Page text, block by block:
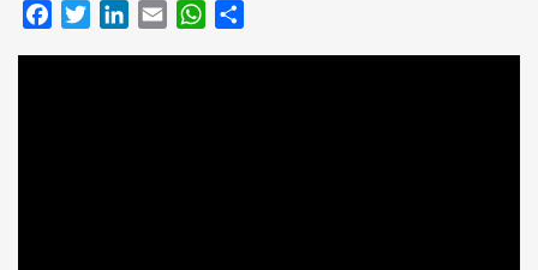
FacebookTwitterLinkedIn
Email WhatsApp